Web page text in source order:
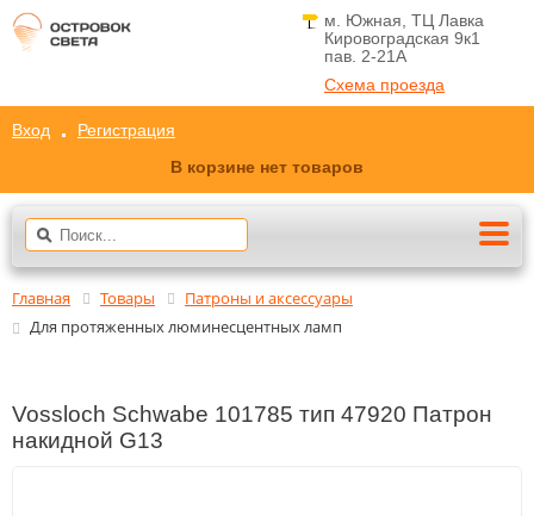
м. Южная, ТЦ Лавка
Кировоградская 9к1
пав. 2-21A
Схема проезда
Вход
Регистрация
В корзине нет товаров
Главная Товары
Патроны и аксессуары
Для протяженных люминесцентных ламп
Vossloch Schwabe 101785 тип 47920 Патрон
накидной G13